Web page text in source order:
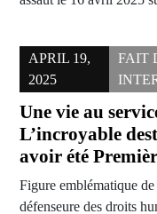
APRIL 19,
2025
FAIT
Une vie au
L’incroyable
avoir été
Figure emblématique
défenseure des droits